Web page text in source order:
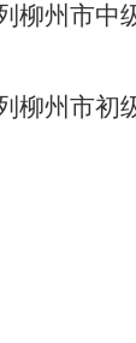
柳州市中
柳州市初